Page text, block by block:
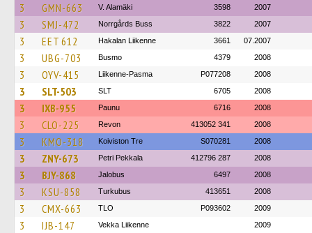
3 GMN-663 V. Alamäki 3598 2007
3 SMJ-472 Norrgårds Buss 3822 2007
3 EET 612 Hakalan Liikenne 3661 07.2007
3 UBG-703 Busmo 4379 2008
3 OYV-415 Liikenne-Pasma P077208 2008
3 SLT-503 SLT 6705 2008
3 IXB-955 Paunu 6716 2008
3 CLO-225 Revon 413052 341 2008
3 KMO-318 Koiviston Tre S070281 2008
3 ZNY-673 Petri Pekkala 412796 287 2008
3 BJY-868 Jalobus 6497 2008
3 KSU-858 Turkubus 413651 2008
3 CMX-663 TLO P093602 2009
3 IJB-147 Vekka Liikenne 2009